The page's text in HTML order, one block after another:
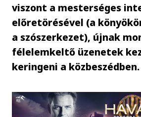
viszont a mesterséges
előretörésével (a
a szószerkezet), újnak
félelemkeltő üzenetek
keringeni a közbeszédben.